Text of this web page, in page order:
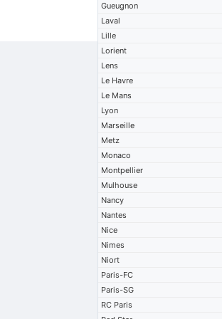
Gueugnon
Laval
Lille
Lorient
Lens
Le Havre
Le Mans
Lyon
Marseille
Metz
Monaco
Montpellier
Mulhouse
Nancy
Nantes
Nice
Nimes
Niort
Paris-FC
Paris-SG
RC Paris